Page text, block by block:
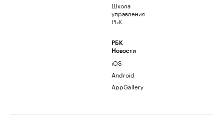
Школа
управления
РБК
РБК
Новости
iOS
Android
AppGallery